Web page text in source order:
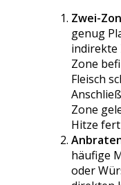
Zwei-
genug
indirekte
Zone
Fleisch
Zone
Hitze
häufige
oder